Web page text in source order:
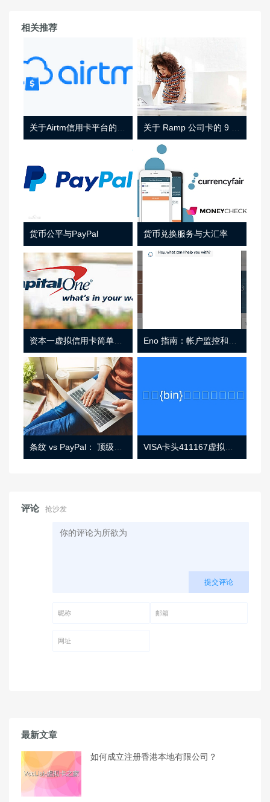
相关推荐
货币公平与PayPal 货币兑换服务与大汇率
资本一虚拟信用卡简单介绍
条纹 vs PayPal： 顶级功能， 定价 （和更多！ VISA卡头411167虚拟卡基础信息
评论 抢沙发
提交评论
最新文章
如何成立注册香港本地有限公司？